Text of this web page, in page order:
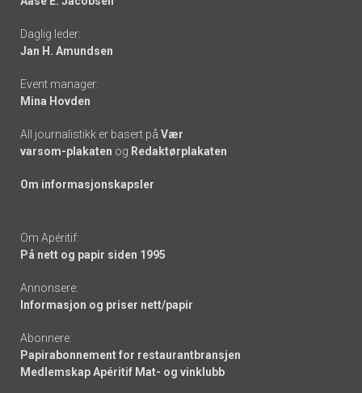
-
links
Daglig leder:
Jan H. Amundsen
Event manager:
Mina Hovden
All journalistikk er basert på Vær
varsom-plakaten og Redaktørplakaten
Om informasjonskapsler
Om Apéritif:
På nett og papir siden 1995
Annonsere:
Informasjon og priser nett/papir
Abonnere:
Papirabonnement for restaurantbransjen
Medlemskap Apéritif Mat- og vinklubb